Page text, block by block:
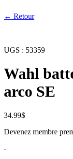
← Retour
UGS : 53359
Wahl
arco SE
34.99$
Devenez membre
-